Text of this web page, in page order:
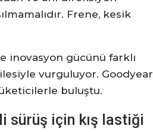
Frene, kesik
inovasyon gücünü farklı
vurguluyor. Goodyear
buluştu.
sürüş için kış lastiği